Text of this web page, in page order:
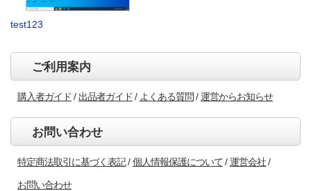
test123
ご利用案内
購入者ガイド 出品者ガイド よくある質問 運営からお知らせ
お問い合わせ
特定商法取引に基づく表記 個人情報保護について 運営会社
お問い合わせ